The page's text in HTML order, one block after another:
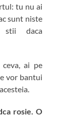
tu nu ai
sunt niste
stii daca
ai pe
vor bantui
rosie. O